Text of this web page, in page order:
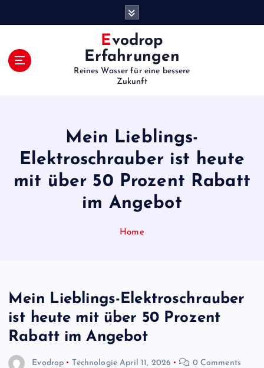
Evodrop
Erfahrungen
Reines Wasser für eine bessere
Zukunft
Mein Lieblings-
Elektroschrauber ist heute
mit über 50 Prozent Rabatt
im Angebot
Home
Mein Lieblings-Elektroschrauber
ist heute mit über 50 Prozent
Rabatt im Angebot
Evodrop Technologie April 11, 2026 0 Comments